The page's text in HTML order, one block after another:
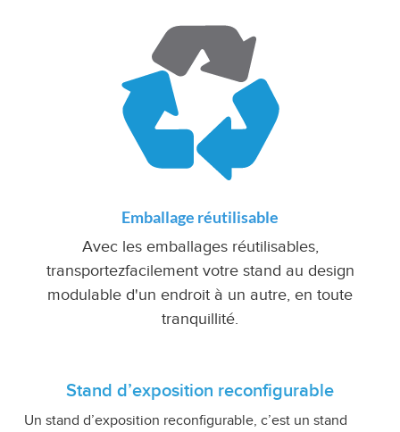
Emballage réutilisable
Avec les emballages réutilisables,
transportezfacilement votre stand au design
modulable d'un endroit à un autre, en toute
tranquillité.
Stand d’exposition reconfigurable
Un stand d’exposition reconfigurable, c’est un stand